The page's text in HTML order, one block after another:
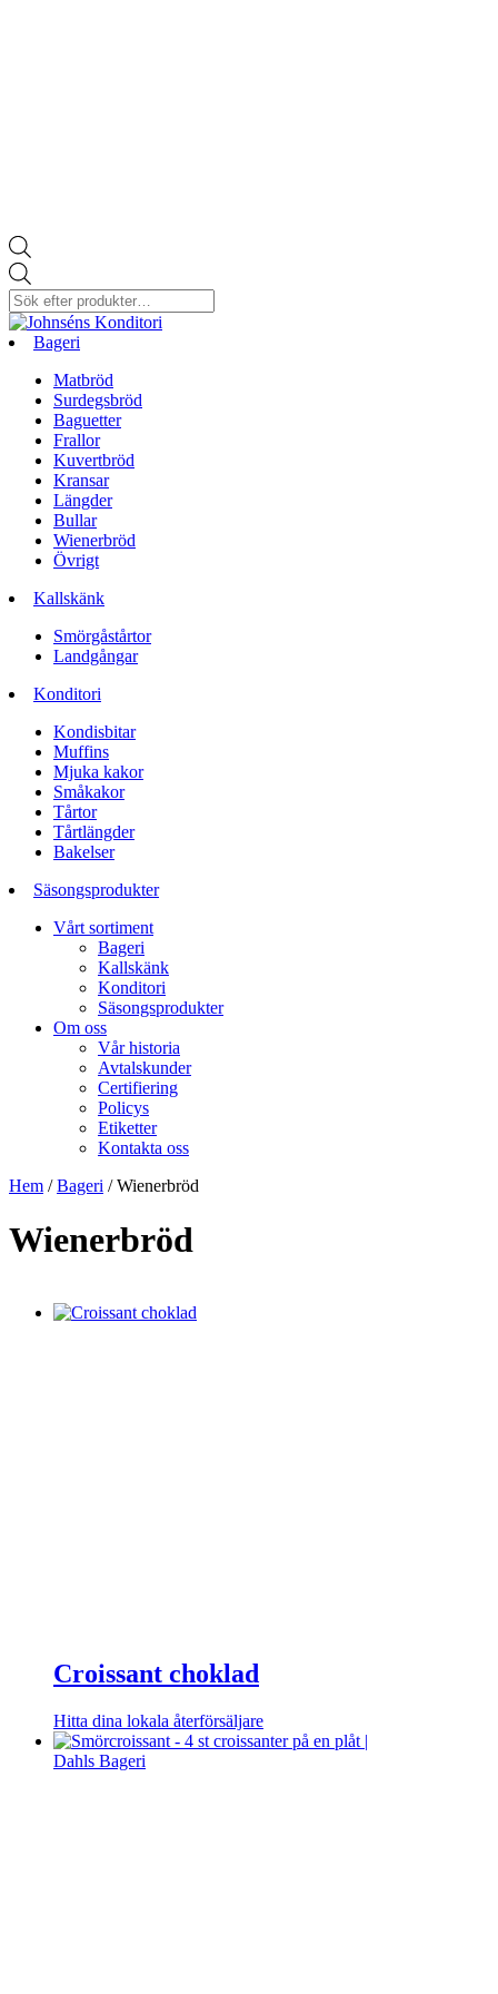
search
Bageri
Matbröd
Surdegsbröd
Baguetter
Frallor
Kuvertbröd
Kransar
Längder
Bullar
Wienerbröd
Övrigt
Kallskänk
Smörgåstårtor
Landgångar
Konditori
Kondisbitar
Muffins
Mjuka kakor
Småkakor
Tårtor
Tårtlängder
Bakelser
Säsongsprodukter
Vårt sortiment
Bageri
Kallskänk
Konditori
Säsongsprodukter
Om oss
Vår historia
Avtalskunder
Certifiering
Policys
Etiketter
Kontakta oss
Hem /Bageri / Wienerbröd
Wienerbröd
Croissant choklad
Hitta dina lokala återförsäljare